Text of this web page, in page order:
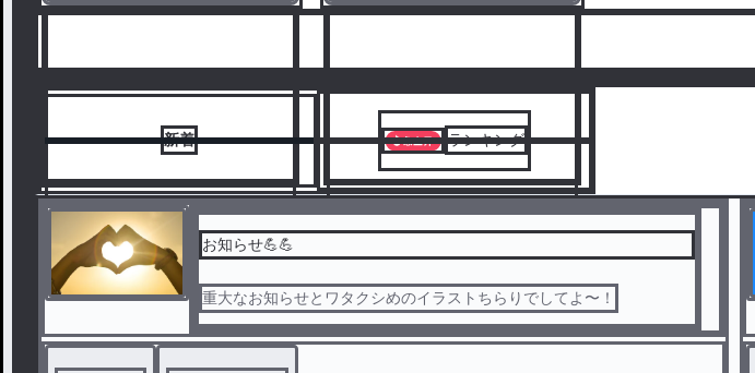
1
だから、投稿停止します。
落ち着いたら、またコメントと
かするかもね
2
新着 ランキング
お知らせ💪💪
重大なお知らせとワタクシめのイラストちらりでしてよ〜！